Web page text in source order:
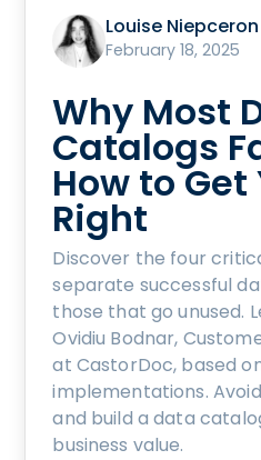
Louise Niepceron
February 18, 2025
Why Most
Catalogs
How to Get
Right
Discover the four
separate successful
those that go unused.
Ovidiu Bodnar,
at CastorDoc, based
implementations.
and build a data
business value.